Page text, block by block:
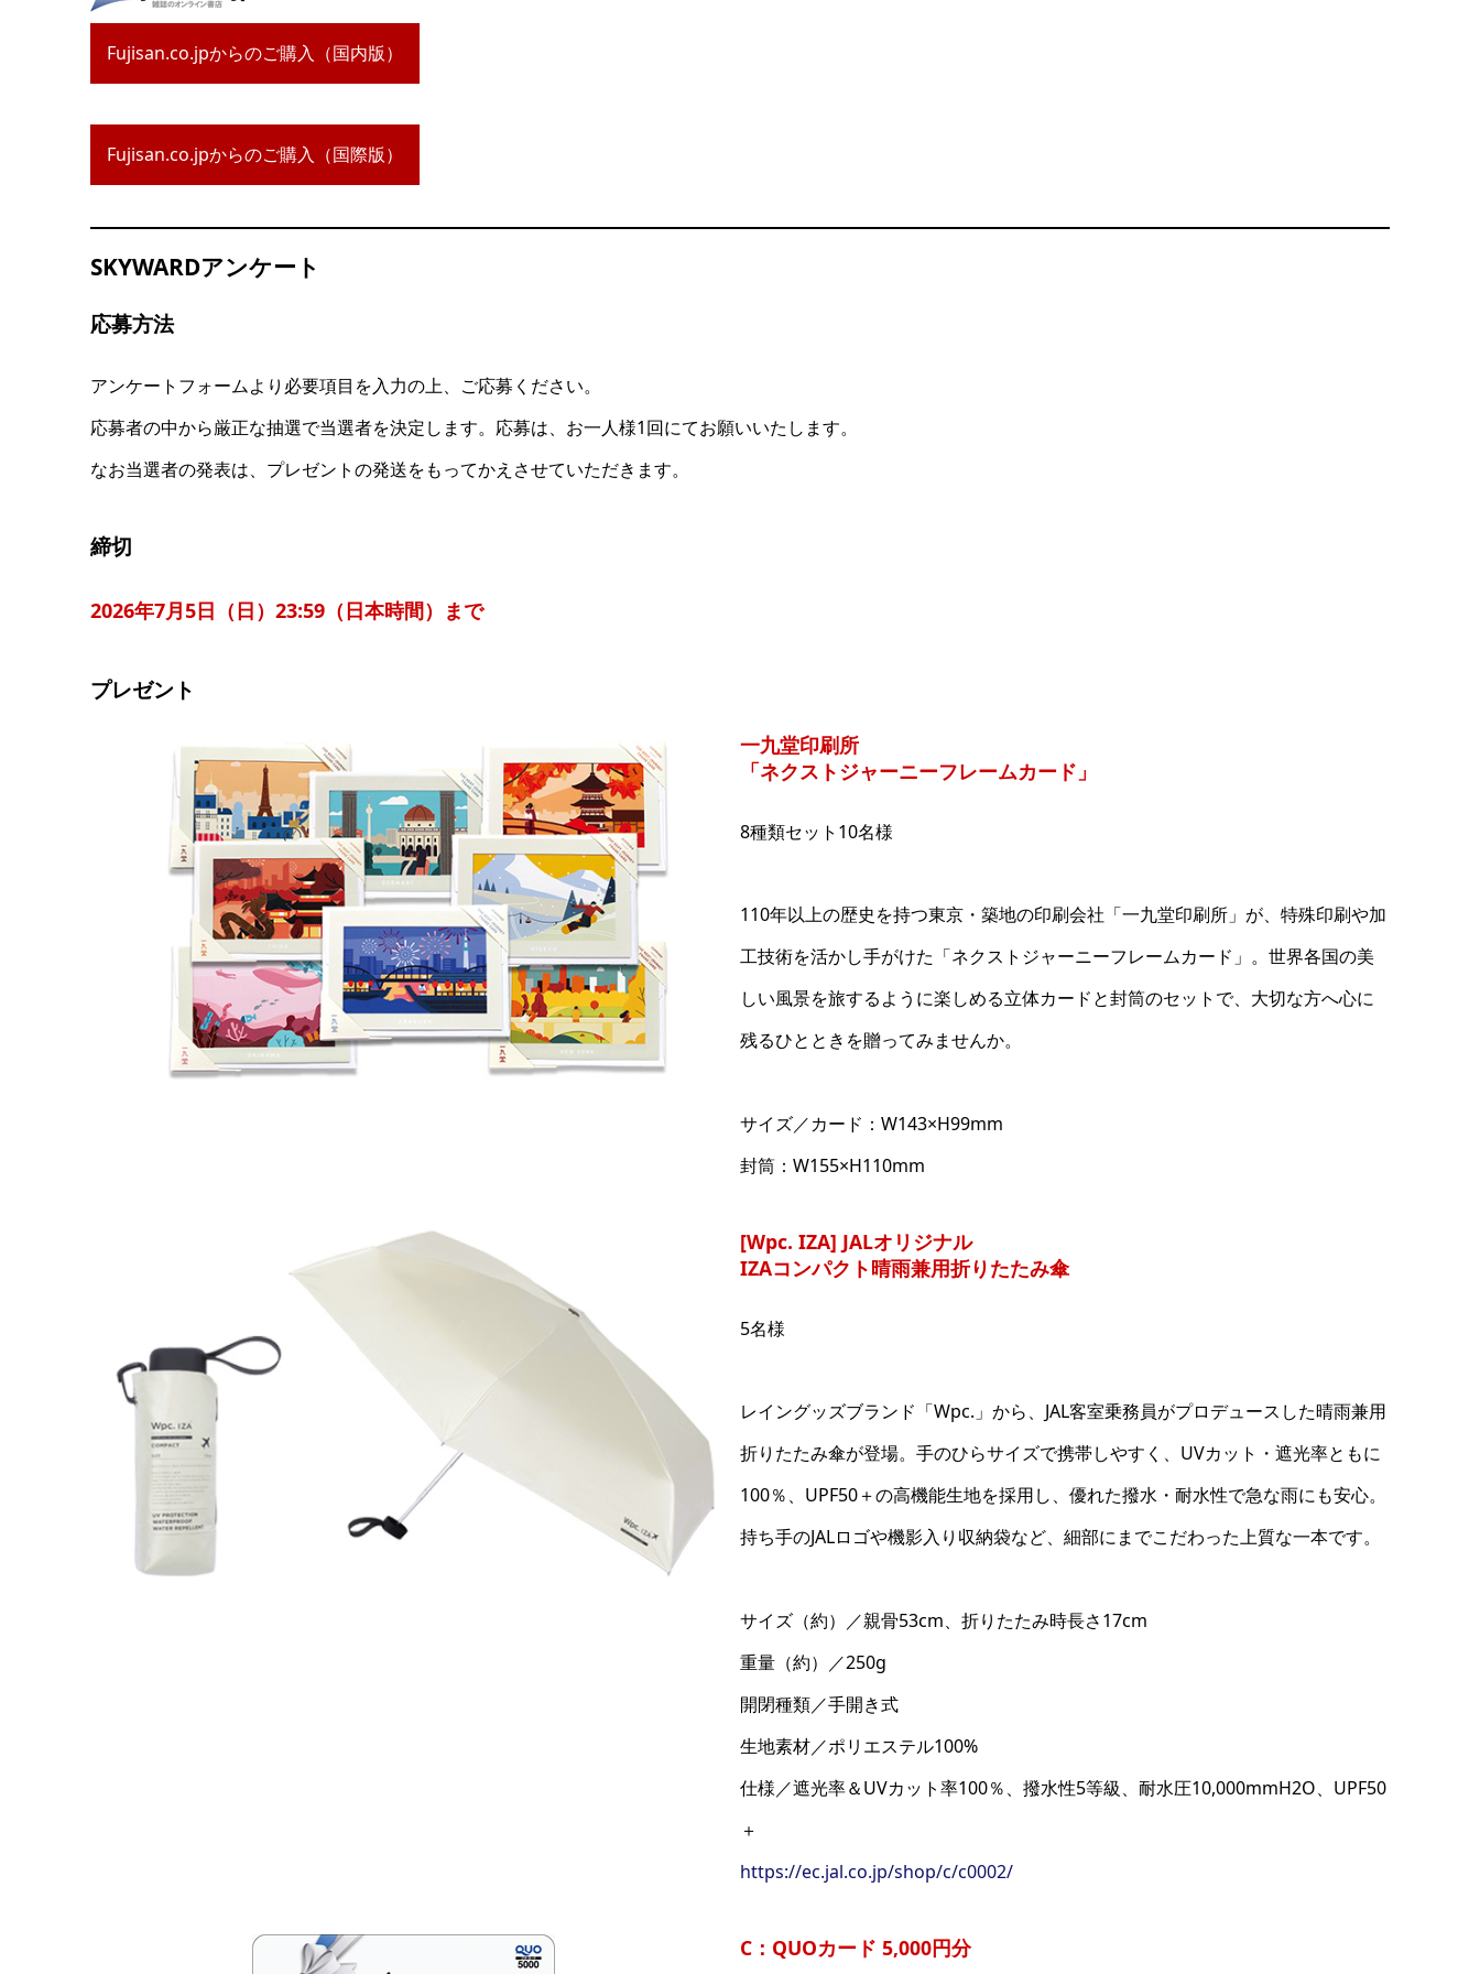
Fujisan.co.jpからのご購入（国内版）
Fujisan.co.jpからのご購入（国際版）
SKYWARDアンケート
応募方法
アンケートフォームより必要項目を入力の上、ご応募ください。
応募者の中から厳正な抽選で当選者を決定します。応募は、お一人様1回にてお願いいたします。
なお当選者の発表は、プレゼントの発送をもってかえさせていただきます。
締切
2026年7月5日（日）23:59（日本時間）まで
プレゼント
一九堂印刷所
「ネクストジャーニーフレームカード」
8種類セット10名様
110年以上の歴史を持つ東京・築地の印刷会社「一九堂印刷所」が、特殊印刷や加
工技術を活かし手がけた「ネクストジャーニーフレームカード」。世界各国の美
しい風景を旅するように楽しめる立体カードと封筒のセットで、大切な方へ心に
残るひとときを贈ってみませんか。
サイズ／カード：W143×H99mm
封筒：W155×H110mm
[Wpc. IZA] JALオリジナル
IZAコンパクト晴雨兼用折りたたみ傘
5名様
レイングッズブランド「Wpc.」から、JAL客室乗務員がプロデュースした晴雨兼用
折りたたみ傘が登場。手のひらサイズで携帯しやすく、UVカット・遮光率ともに
100％、UPF50＋の高機能生地を採用し、優れた撥水・耐水性で急な雨にも安心。
持ち手のJALロゴや機影入り収納袋など、細部にまでこだわった上質な一本です。
サイズ（約）／親骨53cm、折りたたみ時長さ17cm
重量（約）／250g
開閉種類／手開き式
生地素材／ポリエステル100%
仕様／遮光率＆UVカット率100％、撥水性5等級、耐水圧10,000mmH2O、UPF50
＋
https://ec.jal.co.jp/shop/c/c0002/
C：QUOカード 5,000円分